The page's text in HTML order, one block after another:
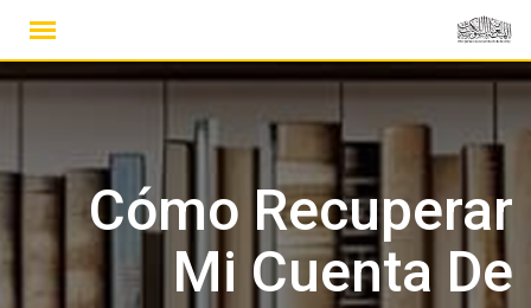
content
Cómo Recuperar
Mi Cuenta De